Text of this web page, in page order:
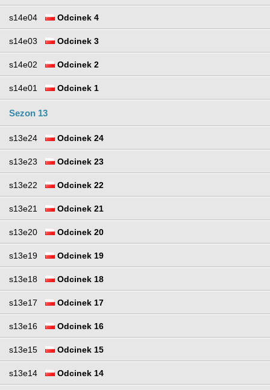
s14e04 Odcinek 4
s14e03 Odcinek 3
s14e02 Odcinek 2
s14e01 Odcinek 1
Sezon 13
s13e24 Odcinek 24
s13e23 Odcinek 23
s13e22 Odcinek 22
s13e21 Odcinek 21
s13e20 Odcinek 20
s13e19 Odcinek 19
s13e18 Odcinek 18
s13e17 Odcinek 17
s13e16 Odcinek 16
s13e15 Odcinek 15
s13e14 Odcinek 14